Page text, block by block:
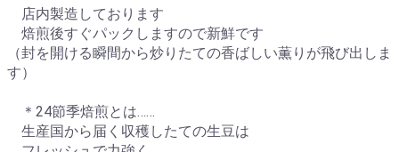
店内製造しております
焙煎後すぐパックしますので新鮮です
（封を開ける瞬間から炒りたての香ばしい薫りが飛び出しま
す）
＊24節季焙煎とは……
生産国から届く収穫したての生豆は